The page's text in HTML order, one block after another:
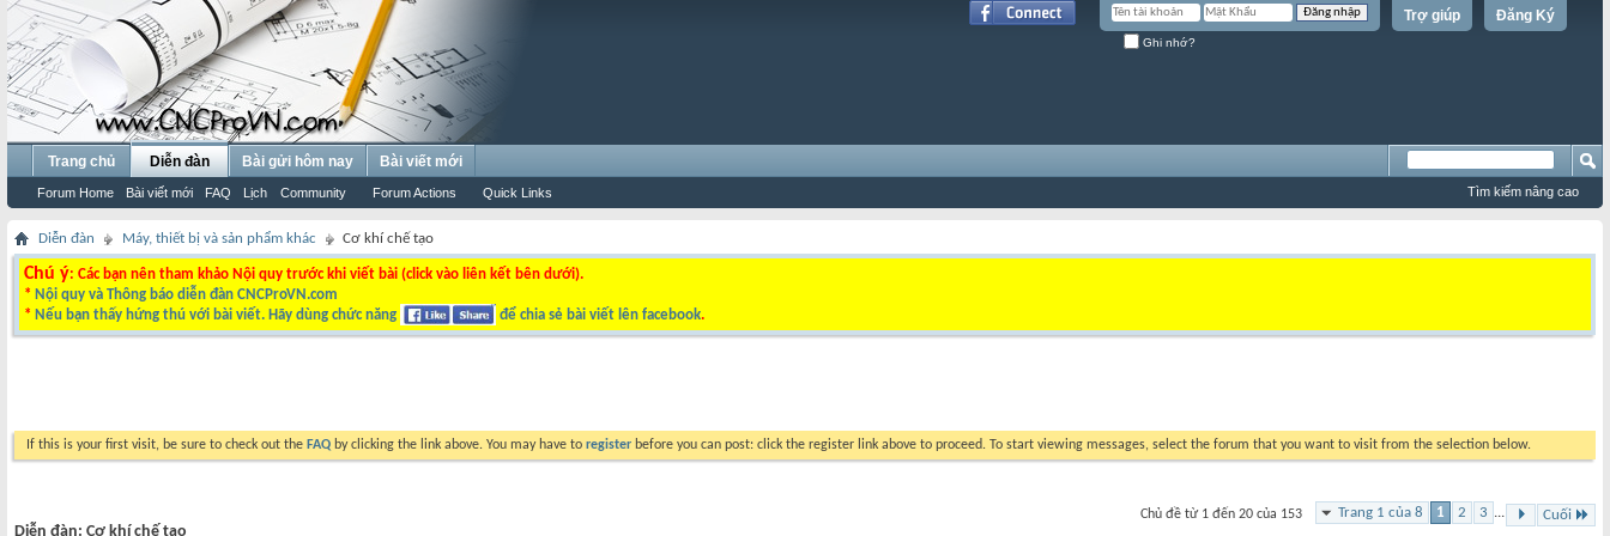
Đăng Ký
Trợ giúp
Ghi nhớ?
Trang chủ Diễn đàn
Forum Home Bài viết mới FAQ Lịch Community Forum Actions Quick Links
Bài gửi hôm nay Bài viết mới
Tìm kiếm nâng cao
Diễn đàn Máy, thiết bị và sản phẩm khác Cơ khí chế tạo
Chú ý: Các bạn nên tham khảo Nội quy trước khi viết bài (click vào liên kết bên dưới).
* Nội quy và Thông báo diễn đàn CNCProVN.com
* Nếu bạn thấy hứng thú với bài viết. Hãy dùng chức năng để chia sẻ bài viết lên facebook.
If this is your first visit, be sure to check out the FAQ by clicking the link above. You may have to register before you can post: click the register link above to proceed. To start viewing messages, select the forum that you want to visit from the selection below.
Trang 1 của 8 1 2 3 ... Cuối
Chủ đề từ 1 đến 20 của 153
Diễn đàn: Cơ khí chế tạo